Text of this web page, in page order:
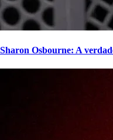
Sharon Osbourne: A